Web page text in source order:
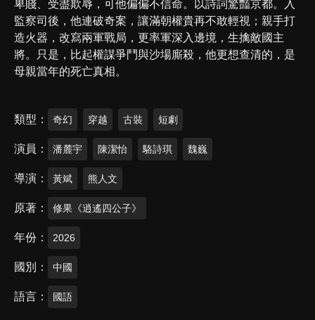
卑賤、受盡欺辱，可他偏偏不信命。以詩詞驚豔京都。入
監察司後，他連破奇案，讓滿朝權貴再不敢輕視；親手打
造火器，改寫兩軍戰局，更率軍深入邊境，生擒敵國主
將。只是，比起權謀爭鬥與沙場廝殺，他更想查清的，是
母親當年的死亡真相。
類型 奇幻 穿越 古裝 短劇
演員 潘麓宇 陳潔怡 駱詩琪 魏巍
導演 黃斌 熊人文
原著 修果《逍遙四公子》
年份 2026
國別 中國
語言 國語